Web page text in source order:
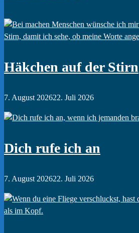
Häkchen auf der Stirn
7. August 202622. Juli 2026
Dich rufe ich an
7. August 202622. Juli 2026